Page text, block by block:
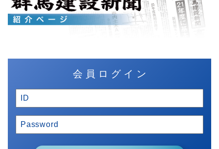
会 員 ロ グ イ ン